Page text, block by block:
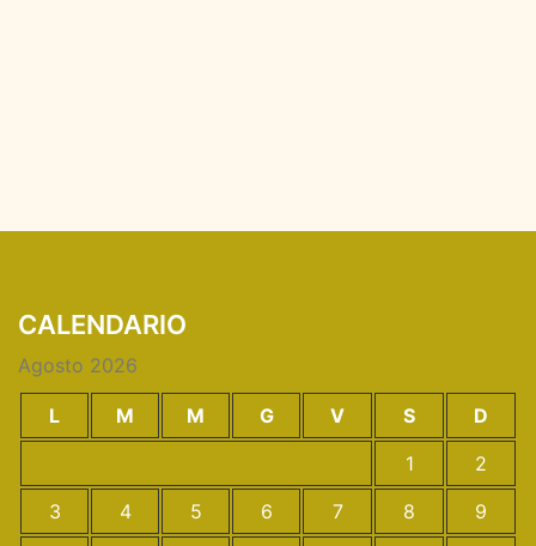
CALENDARIO
Agosto 2026
L M M G V S
D
1
2
3
4 5 6 7 8
9